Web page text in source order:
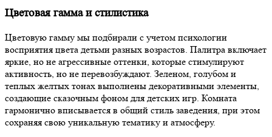
Цветовая гамма и стилистика
Цветовую гамму мы подбирали с учетом психологии
восприятия цвета детьми разных возрастов. Палитра включает
яркие, но не агрессивные оттенки, которые стимулируют
активность, но не перевозбуждают. Зеленом, голубом и
теплых желтых тонах выполнены декоративными элементы,
создающие сказочным фоном для детских игр. Комната
гармонично вписывается в общий стиль заведения, при этом
сохраняя свою уникальную тематику и атмосферу.